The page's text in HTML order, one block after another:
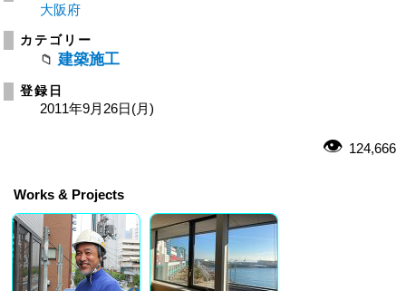
大阪府
カテゴリー
建築施工
登録日
2011年9月26日(月)
124,666
Works & Projects